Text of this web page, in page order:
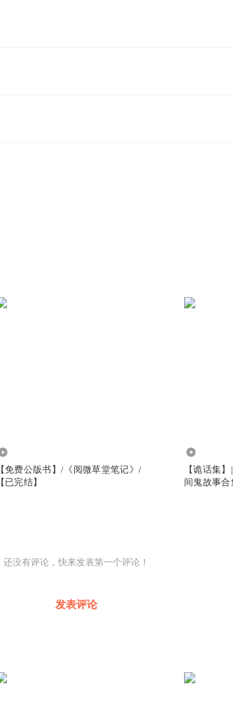
【免费公版书】/《阅微草堂笔记》/
【已完结】
【诡话集
间鬼故事合
还没有评论，快来发表第一个评论！
发表评论